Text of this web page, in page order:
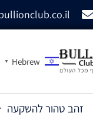
Hebrew
▼
זהב טהור להשקעה